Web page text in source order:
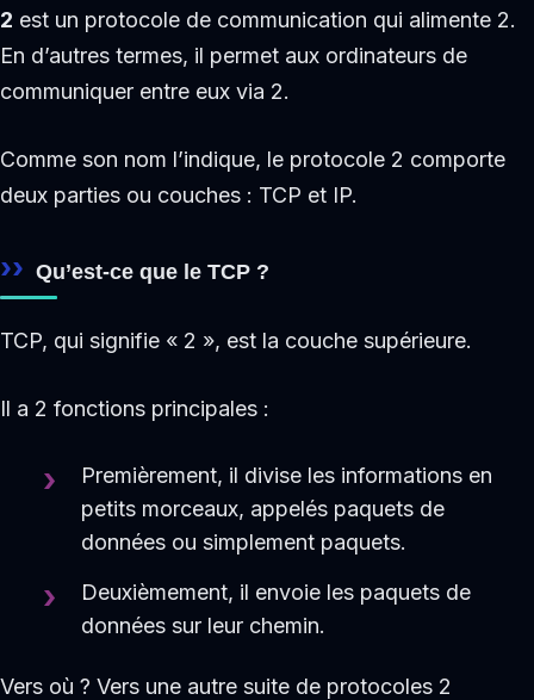
2 est un protocole de communication qui alimente 2.
En d’autres termes, il permet aux ordinateurs de
communiquer entre eux via 2.
Comme son nom l’indique, le protocole 2 comporte
deux parties ou couches : TCP et IP.
Qu’est-ce que le TCP ?
TCP, qui signifie « 2 », est la couche supérieure.
Il a 2 fonctions principales :
Premièrement, il divise les informations en
petits morceaux, appelés paquets de
données ou simplement paquets.
Deuxièmement, il envoie les paquets de
données sur leur chemin.
Vers où ? Vers une autre suite de protocoles 2